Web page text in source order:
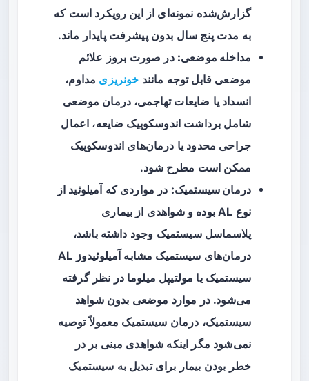
گزارش‌شده نمونه‌ای از این رویکرد است که
به مدت پنج سال بدون پیشرفت پایدار ماند.
مداخله موضعی: در صورت بروز علائم
موضعی قابل توجه مانند خونریزی مداوم،
انسداد یا ضایعات تهاجمی، درمان موضعی
شامل برداشت اندوسکوپیک ضایعه، اعمال
جراحی محدود یا درمان‌های اندوسکوپیک
ممکن است مطرح شود.
درمان سیستمیک: در مواردی که آمیلوئید از
نوع AL بوده و شواهدی از بیماری
پلاسماسل سیستمیک وجود داشته باشد،
درمان‌های سیستمیک مشابه آمیلوئیدوز AL
سیستمیک یا مولتیپل میلوما در نظر گرفته
می‌شود. در موارد موضعی بدون شواهد
سیستمیک، درمان سیستمیک معمولاً توصیه
نمی‌شود مگر اینکه شواهدی مبنی بر در
خطر بودن بیمار برای تبدیل به سیستمیک